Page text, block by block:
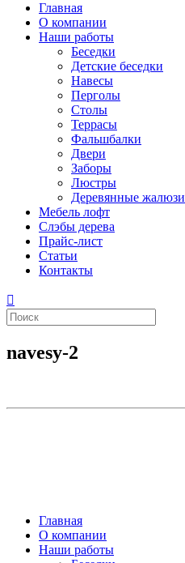
Главная
О компании
Наши работы
Беседки
Детские беседки
Навесы
Перголы
Столы
Террасы
Фальшбалки
Двери
Заборы
Люстры
Деревянные жалюзи
Мебель лофт
Слэбы дерева
Прайс-лист
Статьи
Контакты
navesy-2
Главная
О компании
Наши работы